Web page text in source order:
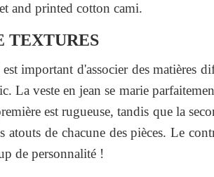
and printed cotton cami.
TEXTURES
important d'associer des matières
La veste en jean se marie
est rugueuse, tandis que la
atouts de chacune des pièces. Le
de personnalité !